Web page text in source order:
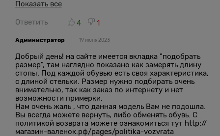
23,5, а у вас 24см, но из-за скоса носка и очень
почему вы не пишите в описании к каждой модели на
какую ногу -узкую, полную они подходят? Поскольку
которые мне жмут на 37 размер ...и тапки на 37 размер
мне тоже подошли!
Показать все
Ответить 4 1
Администратор 19 июня 2023
Добрый день! на сайте имеется вкладка "подобрать
размер", там наглядно показано как замерять длину
стопы. Под каждой обувью есть своя характеристика,
с длиной стельки. Размер нужно подбирать очень
внимательно, так как заказ по интернету и нет
возможности примерки.
Нам очень жаль , что данная модель Вам не подошла.
Вы всегда можете вернуть, либо обменять обувь. С
политикой возврата можете ознакомиться тут http://
магазин-валенок.рф/pages/politika-vozvrata